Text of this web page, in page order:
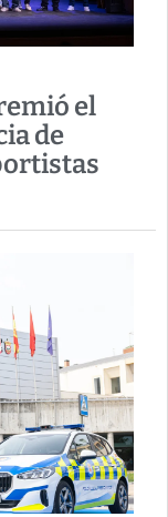
el
de